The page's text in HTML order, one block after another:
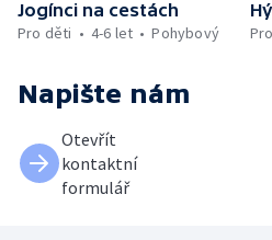
Jogínci na cestách
Pro děti
4-6 let Pohybový
Napište nám
Otevřít
kontaktní
formulář